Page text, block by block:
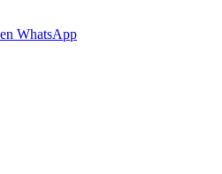
WhatsApp